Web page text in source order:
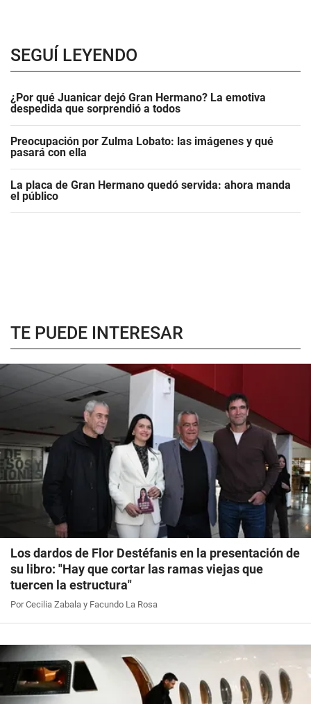
SEGUÍ LEYENDO
¿Por qué Juanicar dejó Gran Hermano? La emotiva
despedida que sorprendió a todos
Preocupación por Zulma Lobato: las imágenes y qué
pasará con ella
La placa de Gran Hermano quedó servida: ahora manda
el público
TE PUEDE INTERESAR
Los dardos de Flor Destéfanis en la presentación de
su libro: "Hay que cortar las ramas viejas que
tuercen la estructura"
Por Cecilia Zabala y Facundo La Rosa